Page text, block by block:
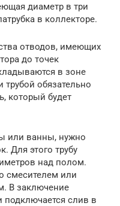
диаметр в три
в коллекторе.
отводов, имеющих
до точек
в зоне
обязательно
который будет
или ванны, нужно
Для этого трубу
над полом.
смесителем или
В заключение
подключается слив в